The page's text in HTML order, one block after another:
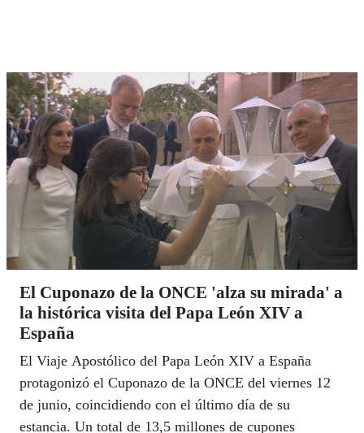
El Cuponazo de la ONCE 'alza su mirada' a
la histórica visita del Papa León XIV a
España
El Viaje Apostólico del Papa León XIV a España
protagonizó el Cuponazo de la ONCE del viernes 12
de junio, coincidiendo con el último día de su
estancia. Un total de 13,5 millones de cupones